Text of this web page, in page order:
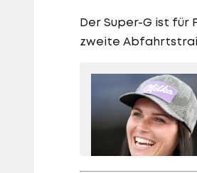
Der Super-G ist
zweite